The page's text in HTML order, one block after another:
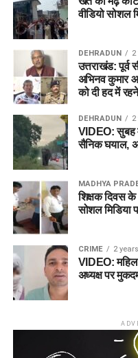
वीडियो सोशल
DEHRADUN 2
उत्तराखंड: पूर्व
अभिनव कुमार
को दी हद में
DEHRADUN 2
VIDEO: सुबह
सैनिक घयाल,
MADHYA
शिक्षक दिवस के
सोशल मिडिया
CRIME 2
VIDEO:
अध्यक्ष पर